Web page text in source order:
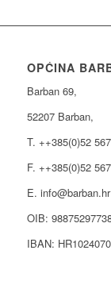
OPĆINA
Barban 69,
52207 Barban,
T. ++385(0)52
F. ++385(0)52
E. info@barban.hr
OIB:
IBAN: